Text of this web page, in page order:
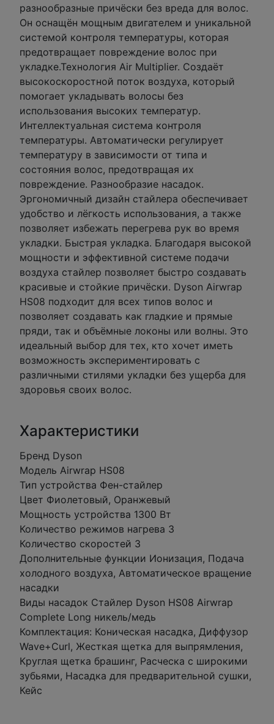
разнообразные причёски без вреда для волос.
Он оснащён мощным двигателем и уникальной
системой контроля температуры, которая
предотвращает повреждение волос при
укладке.Технология Air Multiplier. Создаёт
высокоскоростной поток воздуха, который
помогает укладывать волосы без
использования высоких температур.
Интеллектуальная система контроля
температуры. Автоматически регулирует
температуру в зависимости от типа и
состояния волос, предотвращая их
повреждение. Разнообразие насадок.
Эргономичный дизайн стайлера обеспечивает
удобство и лёгкость использования, а также
позволяет избежать перегрева рук во время
укладки. Быстрая укладка. Благодаря высокой
мощности и эффективной системе подачи
воздуха стайлер позволяет быстро создавать
красивые и стойкие причёски. Dyson Airwrap
HS08 подходит для всех типов волос и
позволяет создавать как гладкие и прямые
пряди, так и объёмные локоны или волны. Это
идеальный выбор для тех, кто хочет иметь
возможность экспериментировать с
различными стилями укладки без ущерба для
здоровья своих волос.
Характеристики
Бренд Dyson
Модель Airwrap HS08
Тип устройства Фен-стайлер
Цвет Фиолетовый, Оранжевый
Мощность устройства 1300 Вт
Количество режимов нагрева 3
Количество скоростей 3
Дополнительные функции Ионизация, Подача
холодного воздуха, Автоматическое вращение
насадки
Виды насадок Стайлер Dyson HS08 Airwrap
Complete Long никель/медь
Комплектация: Коническая насадка, Диффузор
Wave+Curl, Жесткая щетка для выпрямления,
Круглая щетка брашинг, Расческа с широкими
зубьями, Насадка для предварительной сушки,
Кейс